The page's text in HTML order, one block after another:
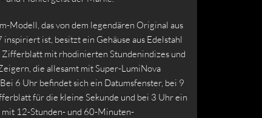
Modell, das von dem legendären Original aus
ist, besitzt ein Gehäuse aus Edelstahl
Zifferblatt mit rhodinierten Stundenindizes und
die allesamt mit Super-LumiNova
6 Uhr befindet sich ein Datumsfenster, bei 9
für die kleine Sekunde und bei 3 Uhr ein
12-Stunden- und 60-Minuten-